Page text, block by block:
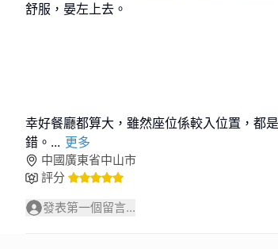
舒服，晏左上去。
幸好餐廳都算大，雖然座位係較入位置，都
錯。 ... 更多
中國廣東省中山市
評分
發表第一個留言...